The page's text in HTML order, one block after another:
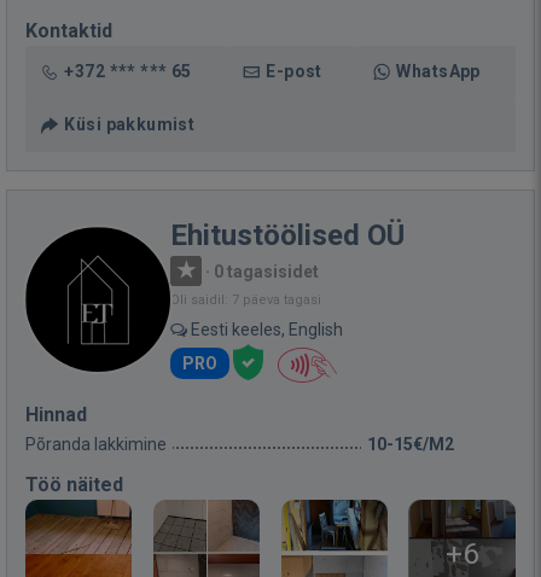
Kontaktid
+372 *** *** 65 E-post WhatsApp
Küsi pakkumist
Ehitustöölised OÜ
· 0 tagasisidet
Oli saidil: 7 päeva tagasi
Eesti keeles, English
PRO
Hinnad
Põranda lakkimine 10-15€/M2
Töö näited
+6